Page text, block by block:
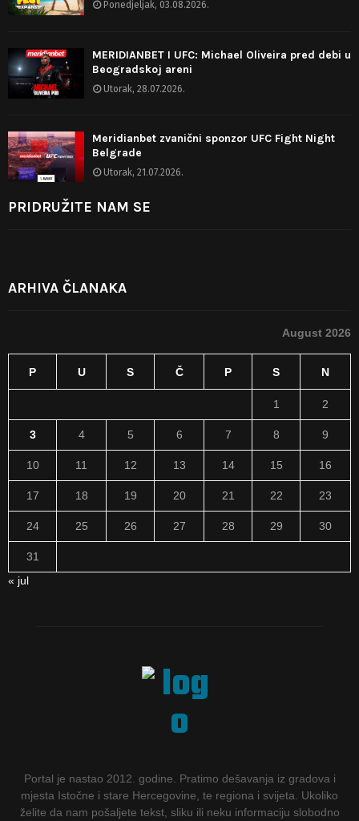
Ponedjeljak, 03.08.2026.
MERIDIANBET I UFC: Michael Oliveira pred debi u
Beogradskoj areni
Utorak, 28.07.2026.
Meridianbet zvanični sponzor UFC Fight Night
Belgrade
Utorak, 21.07.2026.
PRIDRUŽITE NAM SE
ARHIVA ČLANAKA
August 2026
P U S Č P S N
1 2
3 4 5 6 7 8 9
10 11 12 13 14 15 16
17 18 19 20 21 22 23
24 25 26 27 28 29 30
31
« jul
Portal je nastao 2012. godine. Pratimo dešavanja iz gradova i
mjesta Istočne i stare Hercegovine, te regiona i svijeta. Ukoliko
želite da nam pošaljete tekst, sliku ili neku informaciju slobodno